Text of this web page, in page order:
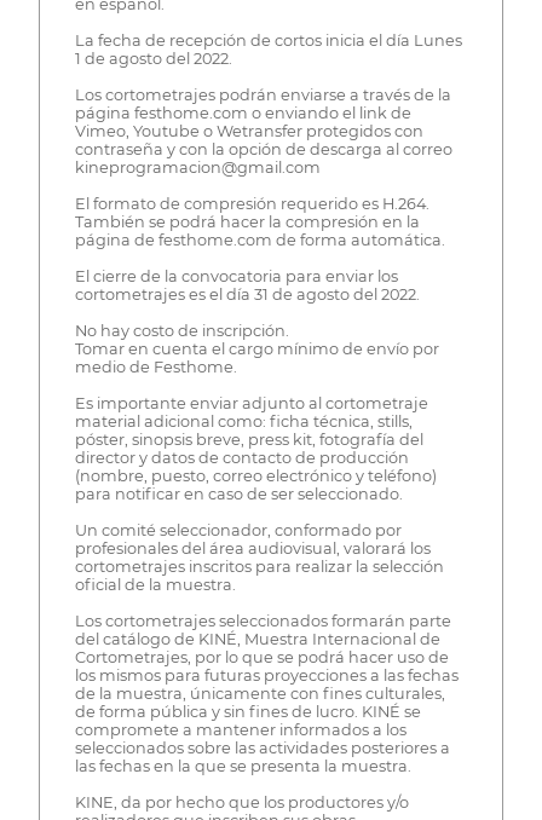
en español.
La fecha de recepción de cortos inicia el día Lunes
1 de agosto del 2022.
Los cortometrajes podrán enviarse a través de la
página festhome.com o enviando el link de
Vimeo, Youtube o Wetransfer protegidos con
contraseña y con la opción de descarga al correo
kineprogramacion@gmail.com
El formato de compresión requerido es H.264.
También se podrá hacer la compresión en la
página de festhome.com de forma automática.
El cierre de la convocatoria para enviar los
cortometrajes es el día 31 de agosto del 2022.
No hay costo de inscripción.
Tomar en cuenta el cargo mínimo de envío por
medio de Festhome.
Es importante enviar adjunto al cortometraje
material adicional como: ficha técnica, stills,
póster, sinopsis breve, press kit, fotografía del
director y datos de contacto de producción
(nombre, puesto, correo electrónico y teléfono)
para notificar en caso de ser seleccionado.
Un comité seleccionador, conformado por
profesionales del área audiovisual, valorará los
cortometrajes inscritos para realizar la selección
oficial de la muestra.
Los cortometrajes seleccionados formarán parte
del catálogo de KINÉ, Muestra Internacional de
Cortometrajes, por lo que se podrá hacer uso de
los mismos para futuras proyecciones a las fechas
de la muestra, únicamente con fines culturales,
de forma pública y sin fines de lucro. KINÉ se
compromete a mantener informados a los
seleccionados sobre las actividades posteriores a
las fechas en la que se presenta la muestra.
KINE, da por hecho que los productores y/o